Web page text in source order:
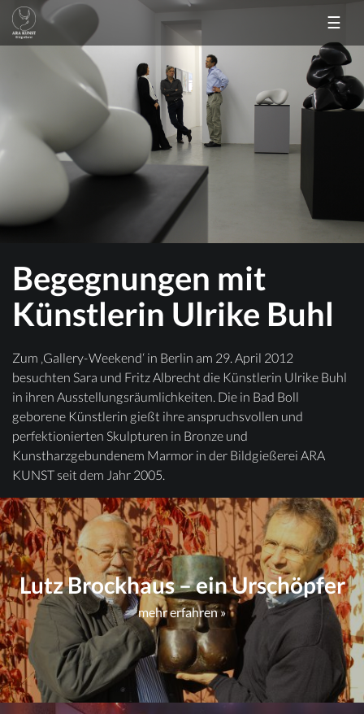
☰
Begegnungen mit
Künstlerin Ulrike Buhl
Zum ‚Gallery-Weekend‘ in Berlin am 29. April 2012
besuchten Sara und Fritz Albrecht die Künstlerin Ulrike Buhl
in ihren Ausstellungsräumlichkeiten. Die in Bad Boll
geborene Künstlerin gießt ihre anspruchsvollen und
perfektionierten Skulpturen in Bronze und
Kunstharzgebundenem Marmor in der Bildgießerei ARA
KUNST seit dem Jahr 2005.
Lutz Brockhaus – ein Urschöpfer
mehr erfahren »